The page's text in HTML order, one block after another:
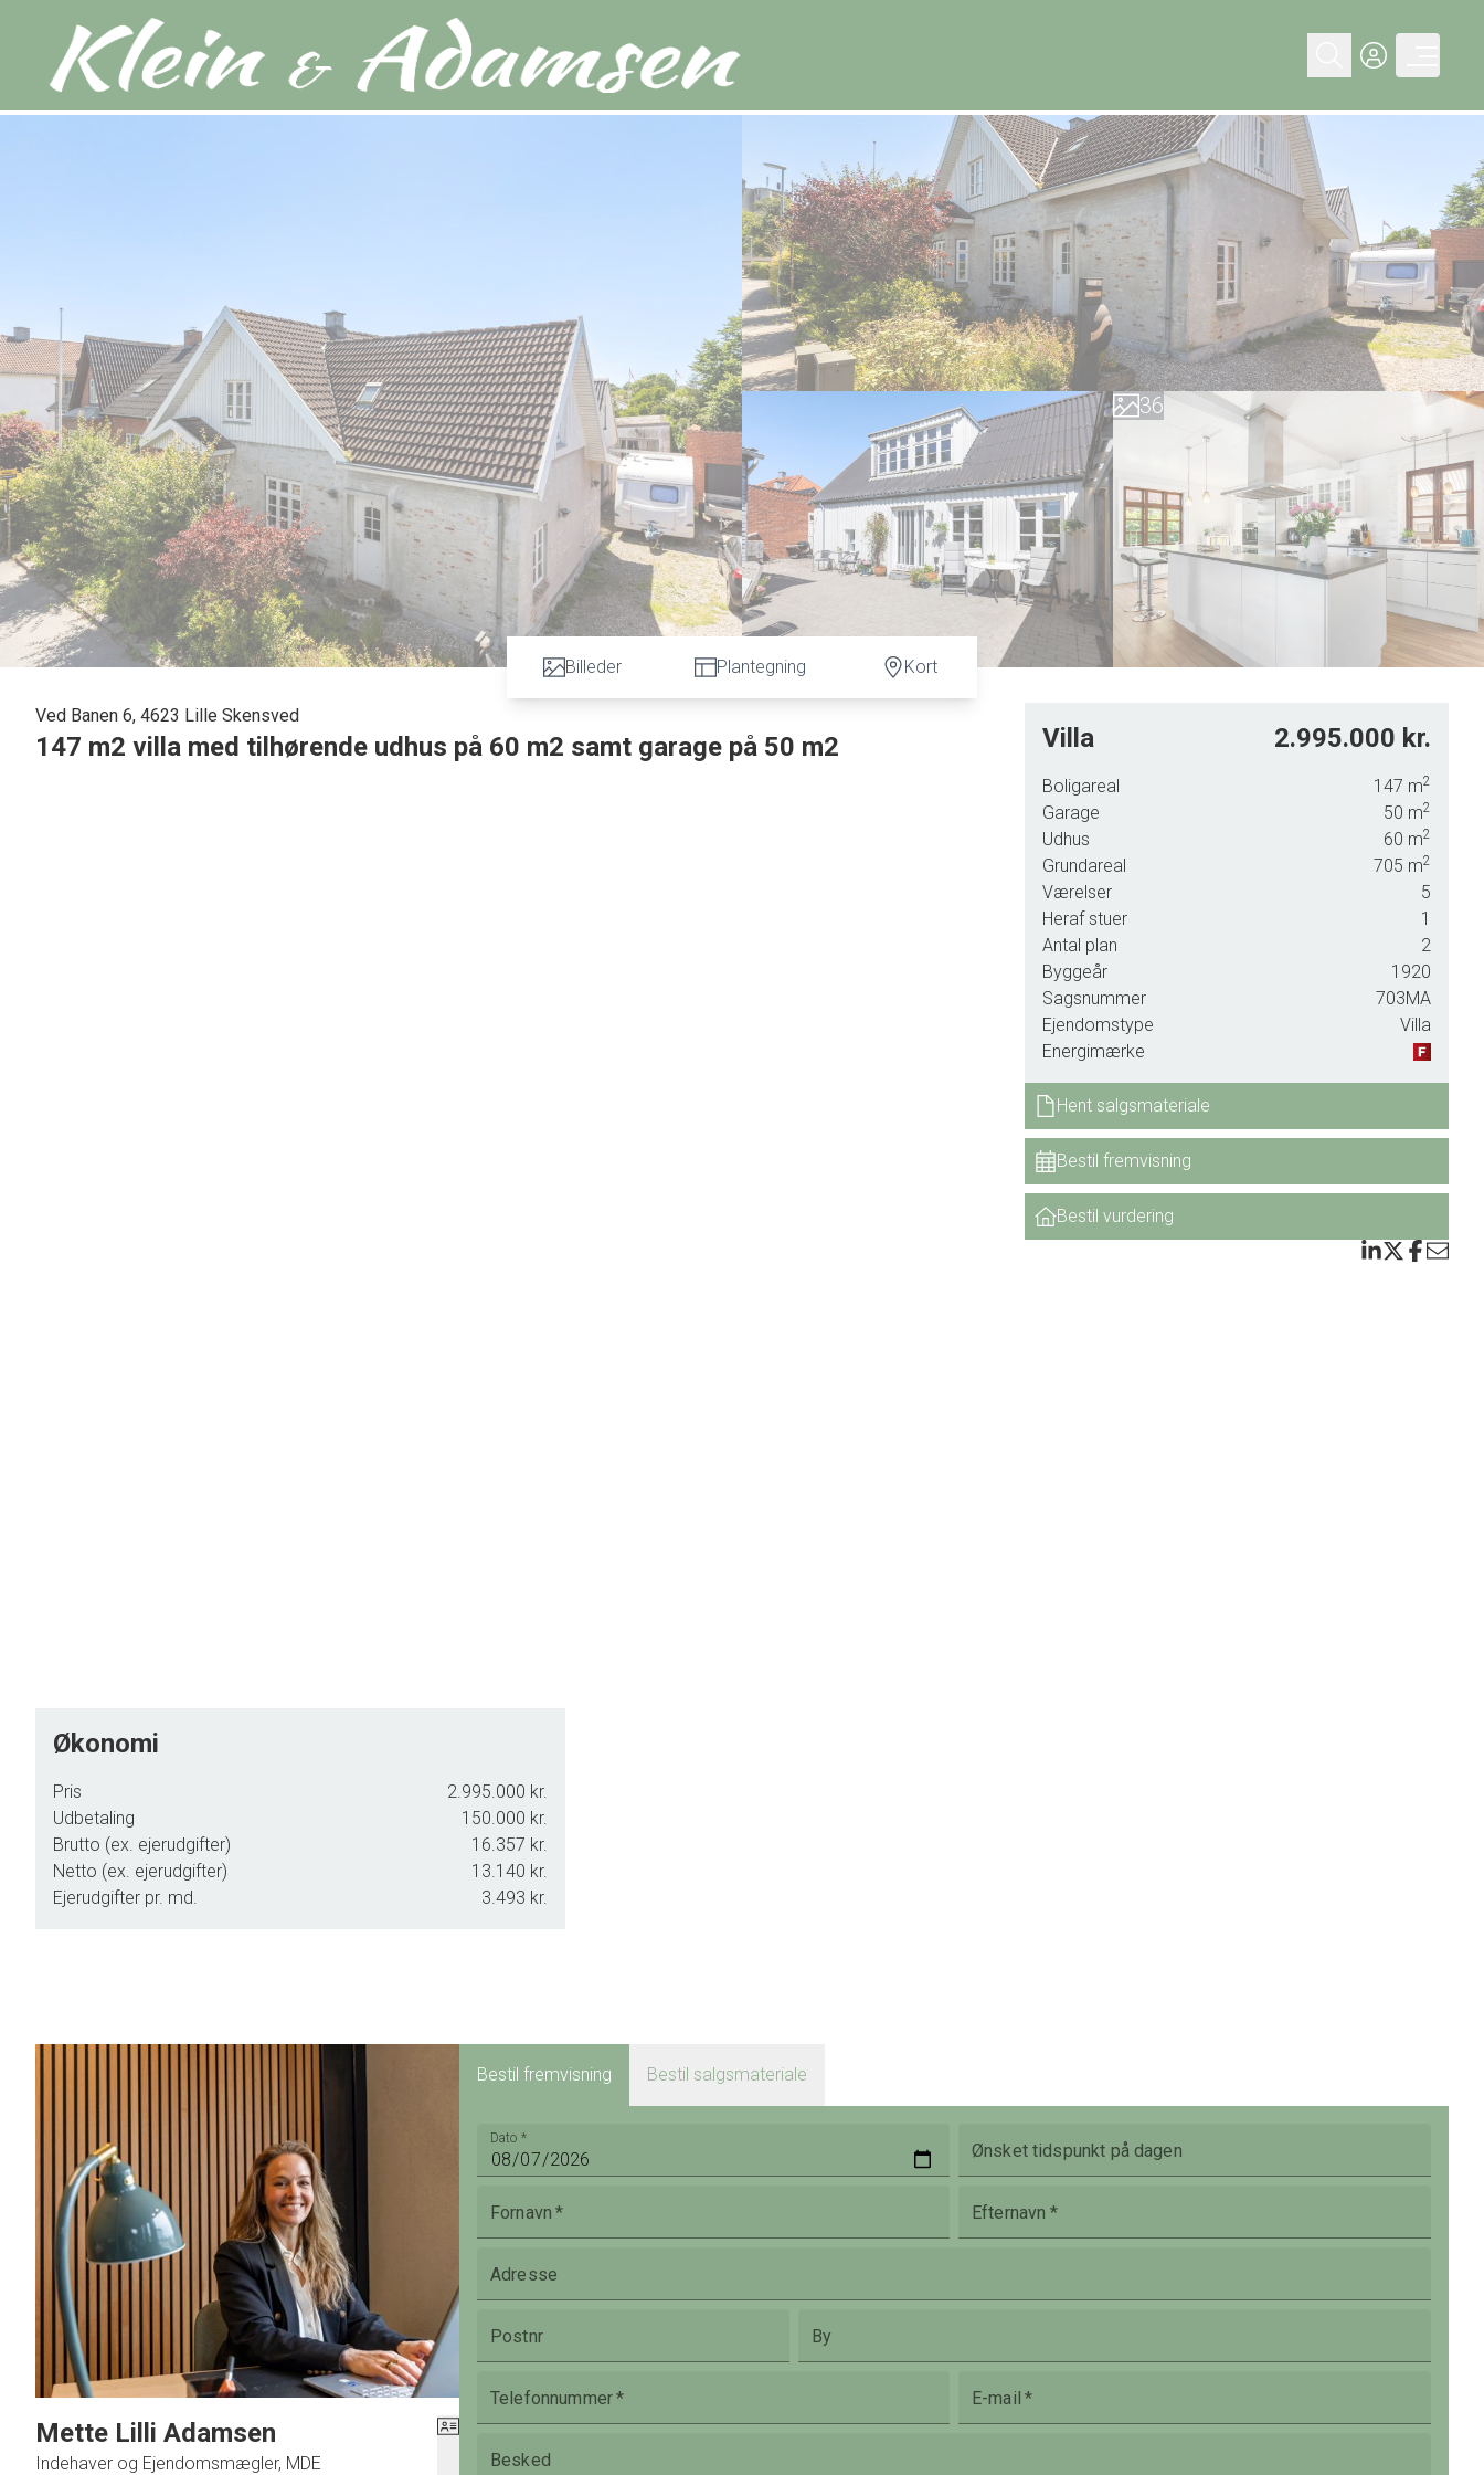
0
1
2
3
6
7
8
9
0
1
3
4
5
6
Billeder Plantegning Kort
Ved Banen 6, 4623 Lille Skensved
147 m2 villa med tilhørende udhus på 60 m2 samt garage på 50 m2 Villa 2.995.000 kr.
Boligareal 147 m2
Garage 50 m2
Udhus 60 m2
Grundareal 705 m2
Værelser
5
Heraf stuer
1
Antal plan
2
Byggeår
1920
Sagsnummer
703MA
Ejendomstype
Villa
Energimærke
Hent salgsmateriale
Bestil fremvisning
Bestil vurdering
Økonomi
Pris
2.995.000 kr.
Udbetaling
150.000 kr.
Brutto (ex. ejerudgifter)
16.357 kr.
Netto (ex. ejerudgifter)
13.140 kr.
Ejerudgifter pr. md.
3.493 kr.
Mette Lilli Adamsen
Indehaver og Ejendomsmægler, MDE
Bestil fremvisning Bestil salgsmateriale
Dato *
Ønsket tidspunkt på dagen
Fornavn * Efternavn *
Adresse
Postnr By
Telefonnummer* E-mail *
Besked